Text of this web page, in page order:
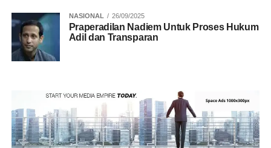
NASIONAL 26/09/2025
Praperadilan Nadiem Untuk Proses Hukum
Adil dan Transparan